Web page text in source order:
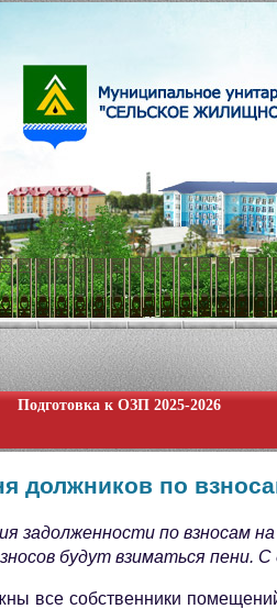
Подготовка к ОЗП 2025-2026
должников по
задолженности по
будут взиматься пени.
все собственники